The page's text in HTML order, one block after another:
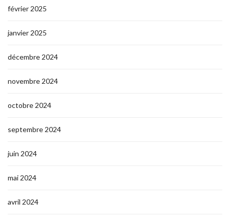
février 2025
janvier 2025
décembre 2024
novembre 2024
octobre 2024
septembre 2024
juin 2024
mai 2024
avril 2024